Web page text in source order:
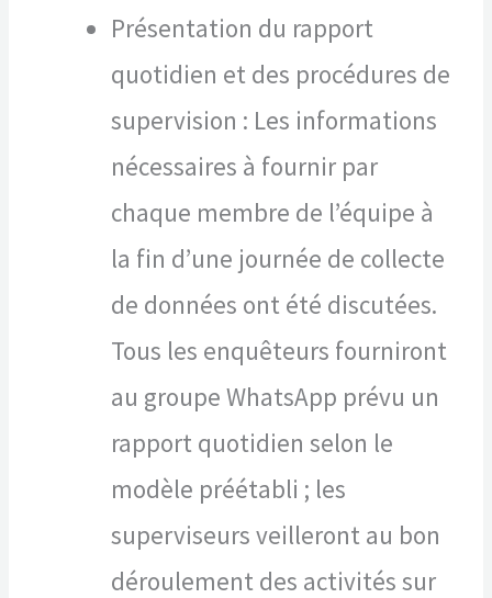
Présentation du rapport
quotidien et des procédures de
supervision : Les informations
nécessaires à fournir par
chaque membre de l’équipe à
la fin d’une journée de collecte
de données ont été discutées.
Tous les enquêteurs fourniront
au groupe WhatsApp prévu un
rapport quotidien selon le
modèle préétabli ; les
superviseurs veilleront au bon
déroulement des activités sur